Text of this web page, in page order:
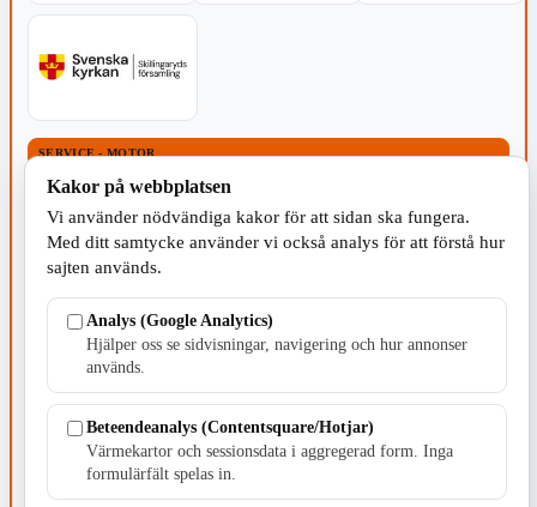
SERVICE - MOTOR
TILLVERKNING
Kakor på webbplatsen
Vi använder nödvändiga kakor för att sidan ska fungera.
Med ditt samtycke använder vi också analys för att förstå hur
sajten används.
Analys (Google Analytics)
Hjälper oss se sidvisningar, navigering och hur annonser
används.
Beteendeanalys (Contentsquare/Hotjar)
Värmekartor och sessionsdata i aggregerad form. Inga
formulärfält spelas in.